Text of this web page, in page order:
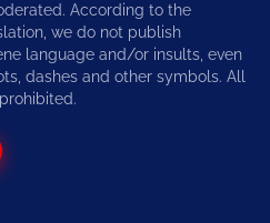
According to the
we do not publish
language and/or insults, even
dashes and other symbols. All